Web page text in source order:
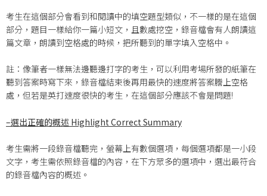
考生在這個部分會看到和閱讀中的填空題型類似，不一樣的是在這個
部分，題目一樣給你一篇小短文，且數處挖空，錄音檔會有人朗讀這
篇文章，朗讀到空格處的時候，把所聽到的單字填入空格中。
註：像筆者一樣無法邊聽邊打字的考生，可以利用考場所發的紙筆在
聽到答案時寫下來，錄音檔結束後再用最快的速度將答案謄上空格
處，但若是英打速度很快的考生，在這個部分應該不會是問題!
–選出正確的概述 Highlight Correct Summary
考生需將一段錄音檔聽完，螢幕上有數個選項，每個選項都是一小段
文字，考生需依照錄音檔的內容，在下方眾多的選項中，選出最符合
的錄音檔內容的概述。